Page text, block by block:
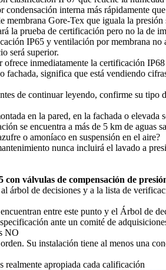
condensación interna más rápidamente
membrana Gore-Tex que iguala la
la prueba de certificación pero no la de
IP65 y ventilación por membrana no
será superior.
ofrece inmediatamente la certificación
fachada, significa que está vendiendo
de continuar leyendo, confirme su tipo
en la pared, en la fachada o elevada
se encuentra a más de 5 km de aguas
o amoníaco en suspensión en el aire?
nunca incluirá el lavado a
con válvulas de compensación de
árbol de decisiones y a la lista de
entre este punto y el Árbol de
ante un comité de
NO
Su instalación tiene al menos una
realmente apropiada cada calificación